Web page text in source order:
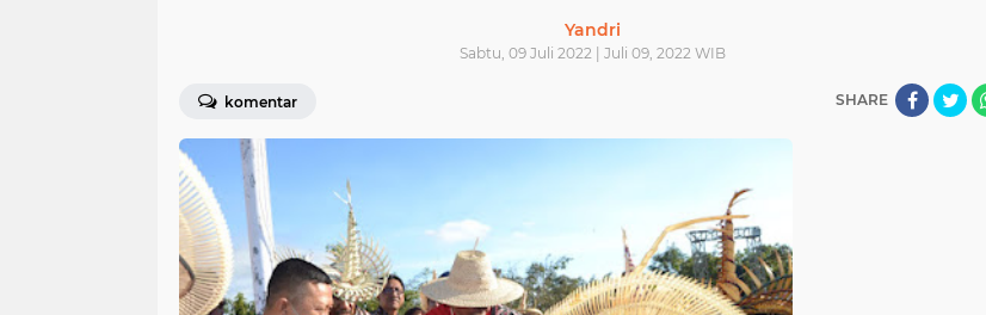
Yandri
Sabtu, 09 Juli 2022 | Juli 09, 2022 WIB
komentar SHARE